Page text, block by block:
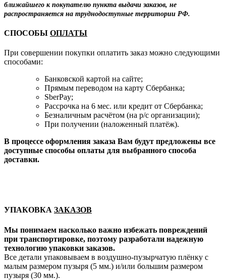
ближайшего к покупателю пункта выдачи заказов, не
распространяется на труднодоступные территории РФ.
СПОСОБЫ ОПЛАТЫ
При совершении покупки оплатить заказ можно следующими
способами:
Банковской картой на сайте;
Прямым переводом на карту Сбербанка;
SberPay;
Рассрочка на 6 мес. или кредит от Сбербанка;
Безналичным расчётом (на р/с организации);
При получении (наложенный платёж).
В процессе оформления заказа Вам будут предложены все
доступные способы оплаты для выбранного способа
доставки.
УПАКОВКА ЗАКАЗОВ
Мы понимаем насколько важно избежать повреждений
при транспортировке, поэтому разработали надежную
технологию упаковки заказов.
Все детали упаковываем в воздушно-пузырчатую плёнку с
малым размером пузыря (5 мм.) и/или большим размером
пузыря (30 мм.).